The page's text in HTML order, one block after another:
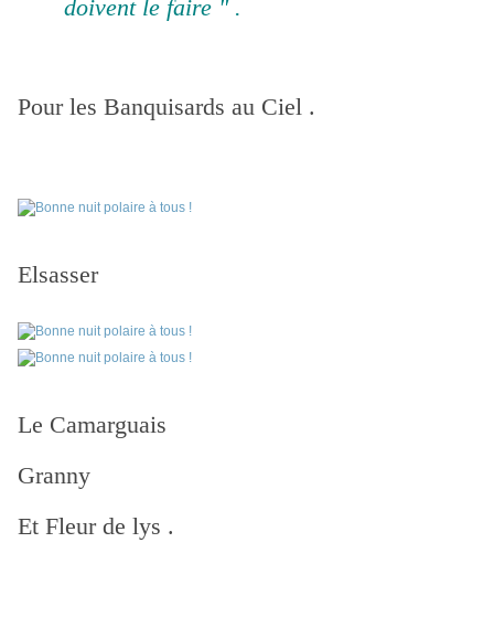
doivent le faire " .
Pour les Banquisards au Ciel .
Elsasser
Le Camarguais
Granny
Et Fleur de lys .